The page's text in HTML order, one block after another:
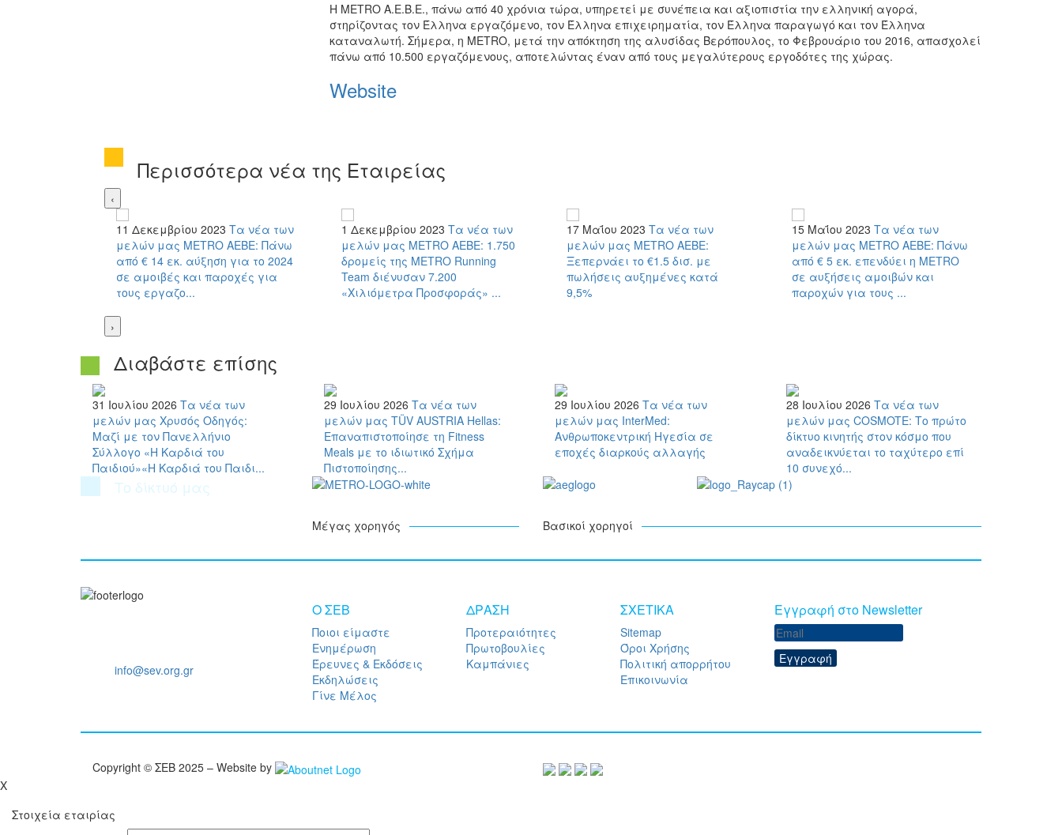
Η METRO A.E.B.E., πάνω από 40 χρόνια τώρα, υπηρετεί με συνέπεια και αξιοπιστία την ελληνική αγορά,
στηρίζοντας τον Έλληνα εργαζόμενο, τον Έλληνα επιχειρηματία, τον Έλληνα παραγωγό και τον Έλληνα
καταναλωτή. Σήμερα, η METRO, μετά την απόκτηση της αλυσίδας Βερόπουλος, το Φεβρουάριο του 2016, απασχολεί
πάνω από 10.500 εργαζόμενους, αποτελώντας έναν από τους μεγαλύτερους εργοδότες της χώρας.
Website
Περισσότερα νέα της Εταιρείας
‹
11 Δεκεμβρίου 2023 Τα νέα των
μελών μας METRO AEBE: Πάνω
από € 14 εκ. αύξηση για το 2024
σε αμοιβές και παροχές για
τους εργαζο...
1 Δεκεμβρίου 2023 Τα νέα των
μελών μας METRO AEBE: 1.750
δρομείς της METRO Running
Team διένυσαν 7.200
«Χιλιόμετρα Προσφοράς» ...
17 Μαΐου 2023 Τα νέα των
μελών μας METRO ΑΕΒΕ:
Ξεπερνάει το €1.5 δισ. με
πωλήσεις αυξημένες κατά
9,5%
15 Μαΐου 2023 Τα νέα των
μελών μας METRO AEBE: Πάνω
από € 5 εκ. επενδύει η METRO
σε αυξήσεις αμοιβών και
παροχών για τους ...
›
Διαβάστε επίσης
31 Ιουλίου 2026 Τα νέα των
μελών μας Χρυσός Οδηγός:
Μαζί με τον Πανελλήνιο
Σύλλογο «Η Καρδιά του
Παιδιού»«Η Καρδιά του Παιδι...
29 Ιουλίου 2026 Τα νέα των
μελών μας TÜV AUSTRIA Hellas:
Επαναπιστοποίησε τη Fitness
Meals με το ιδιωτικό Σχήμα
Πιστοποίησης...
29 Ιουλίου 2026 Τα νέα των
μελών μας InterMed:
Ανθρωποκεντρική Ηγεσία σε
εποχές διαρκούς αλλαγής
28 Ιουλίου 2026 Τα νέα των
μελών μας COSMOTE: Το πρώτο
δίκτυο κινητής στον κόσμο που
αναδεικνύεται το ταχύτερο επί
10 συνεχό...
Το δίκτυό μας
Μέγας χορηγός Βασικοί χορηγοί
info@sev.org.gr
O ΣΕΒ
Ποιοι είμαστε
Ενημέρωση
Έρευνες & Εκδόσεις
Εκδηλώσεις
Γίνε Μέλος
ΔΡΑΣΗ
Προτεραιότητες
Πρωτοβουλίες
Καμπάνιες
ΣΧΕΤΙΚΑ
Sitemap
Όροι Χρήσης
Πολιτική απορρήτου
Επικοινωνία
Eγγραφή στο Newsletter
Εγγραφή
Copyright © ΣΕΒ 2025 – Website by
X
Στοιχεία εταιρίας